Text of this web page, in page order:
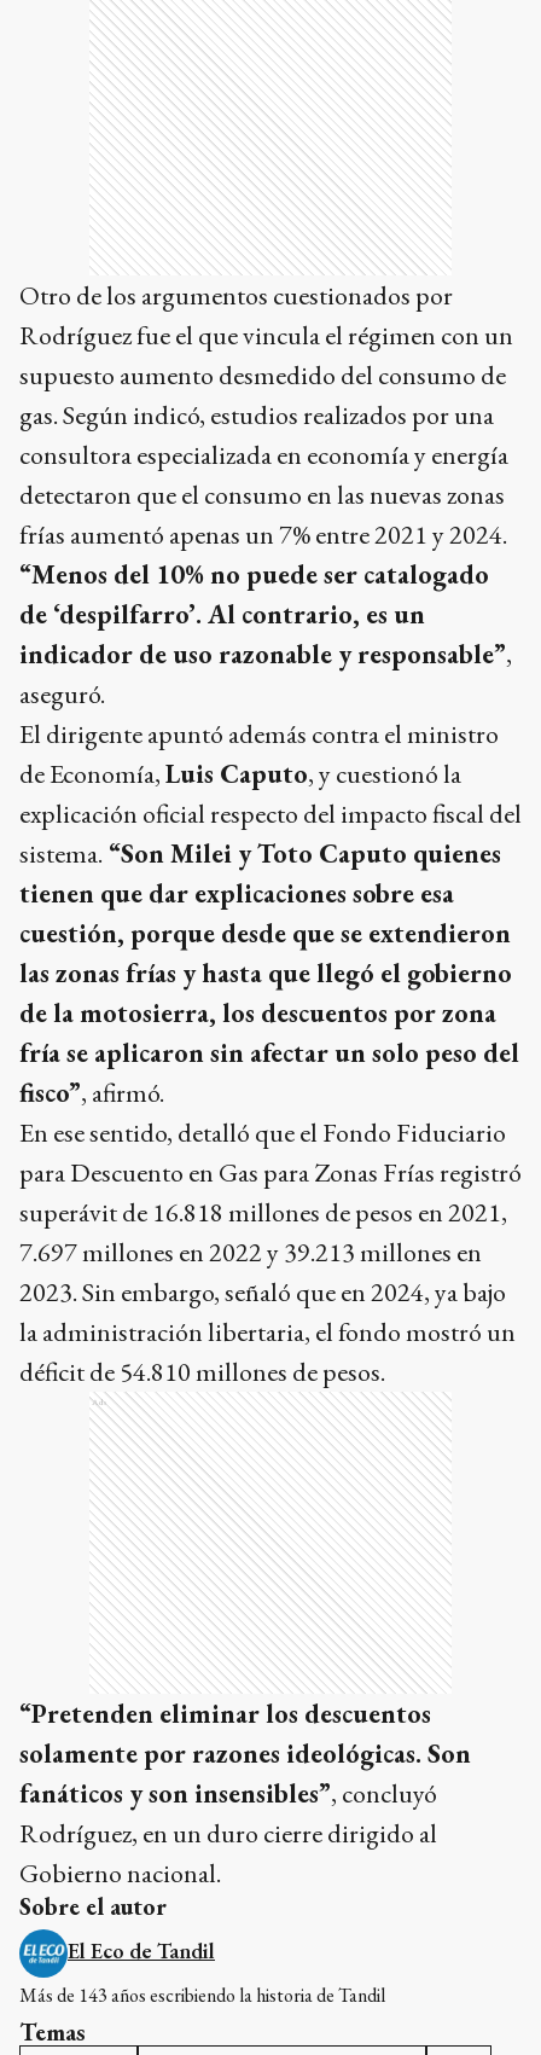
Otro de los argumentos cuestionados por
Rodríguez fue el que vincula el régimen con un
supuesto aumento desmedido del consumo de
gas. Según indicó, estudios realizados por una
consultora especializada en economía y energía
detectaron que el consumo en las nuevas zonas
frías aumentó apenas un 7% entre 2021 y 2024.
“Menos del 10% no puede ser catalogado
de ‘despilfarro’. Al contrario, es un
indicador de uso razonable y responsable”,
aseguró.
El dirigente apuntó además contra el ministro
de Economía,Luis Caputo, y cuestionó la
explicación oficial respecto del impacto fiscal del
sistema. “Son Milei y Toto Caputo quienes
tienen que dar explicaciones sobre esa
cuestión, porque desde que se extendieron
las zonas frías y hasta que llegó el gobierno
de la motosierra, los descuentos por zona
fría se aplicaron sin afectar un solo peso del
fisco”, afirmó.
En ese sentido, detalló que el Fondo Fiduciario
para Descuento en Gas para Zonas Frías registró
superávit de 16.818 millones de pesos en 2021,
7.697 millones en 2022 y 39.213 millones en
2023. Sin embargo, señaló que en 2024, ya bajo
la administración libertaria, el fondo mostró un
déficit de 54.810 millones de pesos.
Ads
“Pretenden eliminar los descuentos
solamente por razones ideológicas. Son
fanáticos y son insensibles”, concluyó
Rodríguez, en un duro cierre dirigido al
Gobierno nacional.
Sobre el autor
El Eco de Tandil
Más de 143 años escribiendo la historia de Tandil
Temas